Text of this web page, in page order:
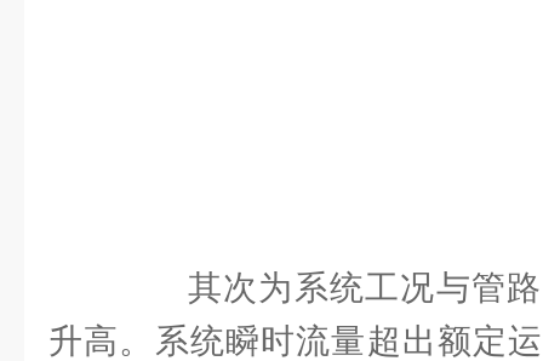
其次为系统工况与管路
升高。系统瞬时流量超出额定